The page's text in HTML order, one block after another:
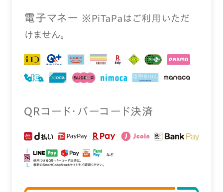
電⼦マネー ※PiTaPaはご利⽤いただ
けません。
QRコード・バーコード決済